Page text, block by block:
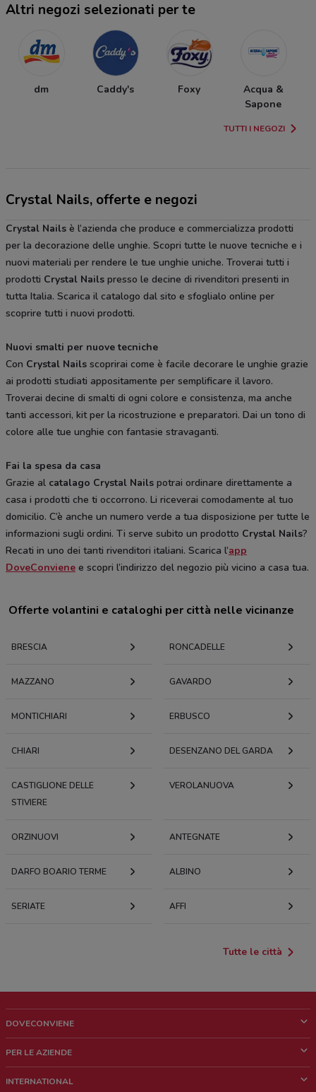
Altri negozi selezionati per te
dm Caddy's Foxy
Acqua &
Sapone
TUTTI I NEGOZI
Crystal Nails, offerte e negozi
Crystal Nails è l’azienda che produce e commercializza prodotti
per la decorazione delle unghie. Scopri tutte le nuove tecniche e i
nuovi materiali per rendere le tue unghie uniche. Troverai tutti i
prodotti Crystal Nails presso le decine di rivenditori presenti in
tutta Italia. Scarica il catalogo dal sito e sfoglialo online per
scoprire tutti i nuovi prodotti.
Nuovi smalti per nuove tecniche
Con Crystal Nails scoprirai come è facile decorare le unghie grazie
ai prodotti studiati appositamente per semplificare il lavoro.
Troverai decine di smalti di ogni colore e consistenza, ma anche
tanti accessori, kit per la ricostruzione e preparatori. Dai un tono di
colore alle tue unghie con fantasie stravaganti.
Fai la spesa da casa
Grazie al catalago Crystal Nails potrai ordinare direttamente a
casa i prodotti che ti occorrono. Li riceverai comodamente al tuo
domicilio. C’è anche un numero verde a tua disposizione per tutte le
informazioni sugli ordini. Ti serve subito un prodotto Crystal Nails?
Recati in uno dei tanti rivenditori italiani. Scarica l’app
DoveConviene e scopri l’indirizzo del negozio più vicino a casa tua.
Offerte volantini e cataloghi per città nelle vicinanze
BRESCIA RONCADELLE
MAZZANO GAVARDO
MONTICHIARI ERBUSCO
CHIARI DESENZANO DEL GARDA
CASTIGLIONE DELLE
STIVIERE
VEROLANUOVA
ORZINUOVI ANTEGNATE
DARFO BOARIO TERME ALBINO
SERIATE AFFI
Tutte le città
DOVECONVIENE
Chi siamo
PER LE AZIENDE
INTERNATIONAL